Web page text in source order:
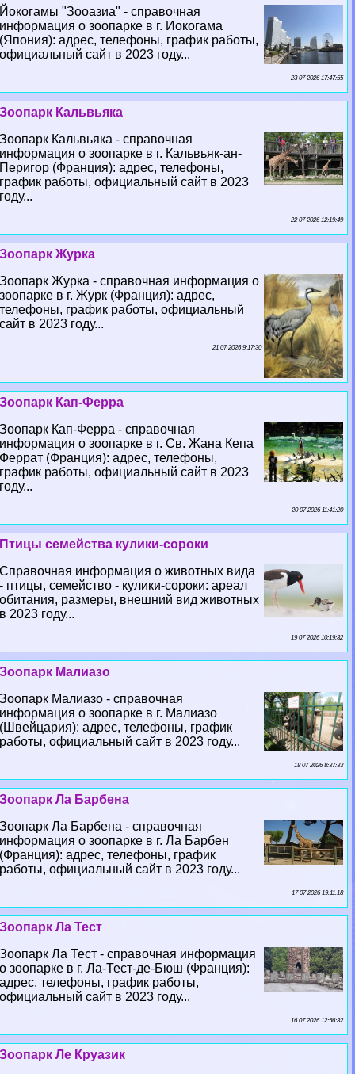
Йокогамы "Зооазиа" - справочная
информация о зоопарке в г. Иокогама
(Япония): адрес, телефоны, график работы,
официальный сайт в 2023 году...
23 07 2026 17:47:55
Зоопарк Кальвьяка
Зоопарк Кальвьяка - справочная
информация о зоопарке в г. Кальвьяк-ан-
Перигор (Франция): адрес, телефоны,
график работы, официальный сайт в 2023
году...
22 07 2026 12:19:49
Зоопарк Журка
Зоопарк Журка - справочная информация о
зоопарке в г. Журк (Франция): адрес,
телефоны, график работы, официальный
сайт в 2023 году...
21 07 2026 9:17:30
Зоопарк Кап-Ферра
Зоопарк Кап-Ферра - справочная
информация о зоопарке в г. Св. Жана Кепа
Феррат (Франция): адрес, телефоны,
график работы, официальный сайт в 2023
году...
20 07 2026 11:41:20
Птицы семейства кулики-сороки
Справочная информация о животных вида
- птицы, семейство - кулики-сороки: ареал
обитания, размеры, внешний вид животных
в 2023 году...
19 07 2026 10:19:32
Зоопарк Малиазо
Зоопарк Малиазо - справочная
информация о зоопарке в г. Малиазо
(Швейцария): адрес, телефоны, график
работы, официальный сайт в 2023 году...
18 07 2026 8:37:33
Зоопарк Ла Барбена
Зоопарк Ла Барбена - справочная
информация о зоопарке в г. Ла Барбен
(Франция): адрес, телефоны, график
работы, официальный сайт в 2023 году...
17 07 2026 19:11:18
Зоопарк Ла Тест
Зоопарк Ла Тест - справочная информация
о зоопарке в г. Ла-Тест-де-Бюш (Франция):
адрес, телефоны, график работы,
официальный сайт в 2023 году...
16 07 2026 12:56:32
Зоопарк Ле Круазик